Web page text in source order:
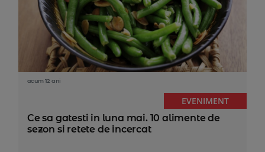
acum 12 ani
EVENIMENT
Ce sa gatesti in luna mai. 10 alimente de
sezon si retete de incercat